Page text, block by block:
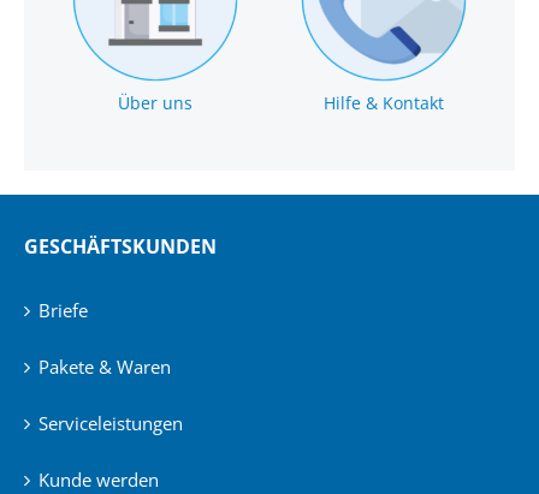
Über uns Hilfe & Kontakt
GESCHÄFTSKUNDEN
Briefe
Pakete & Waren
Serviceleistungen
Kunde werden